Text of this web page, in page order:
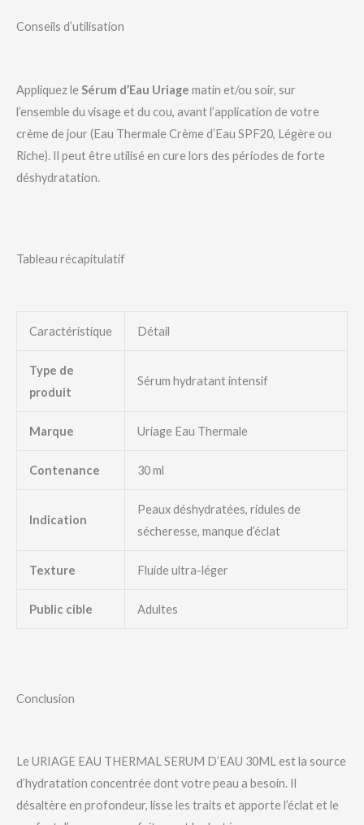
Conseils d’utilisation
Appliquez le Sérum d’Eau Uriage matin et/ou soir, sur
l’ensemble du visage et du cou, avant l’application de votre
crème de jour (Eau Thermale Crème d’Eau SPF20, Légère ou
Riche). Il peut être utilisé en cure lors des périodes de forte
déshydratation.
Tableau récapitulatif
Caractéristique Détail
Type de
produit
Sérum hydratant intensif
Marque Uriage Eau Thermale
Contenance 30 ml
Indication
Peaux déshydratées, ridules de
sécheresse, manque d’éclat
Texture Fluide ultra-léger
Public cible Adultes
Conclusion
Le URIAGE EAU THERMAL SERUM D’EAU 30ML est la source
d’hydratation concentrée dont votre peau a besoin. Il
désaltère en profondeur, lisse les traits et apporte l’éclat et le